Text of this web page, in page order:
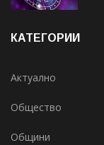
КАТЕГОРИИ
Актуално
Общество
Общини